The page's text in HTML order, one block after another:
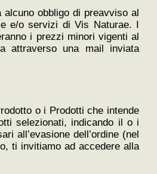
obbligo di preavviso al
e/o servizi di Vis Naturae. I
i prezzi minori vigenti al
attraverso una mail inviata
o i Prodotti che intende
selezionati, indicando il o i
all’evasione dell’ordine (nel
ti invitiamo ad accedere alla